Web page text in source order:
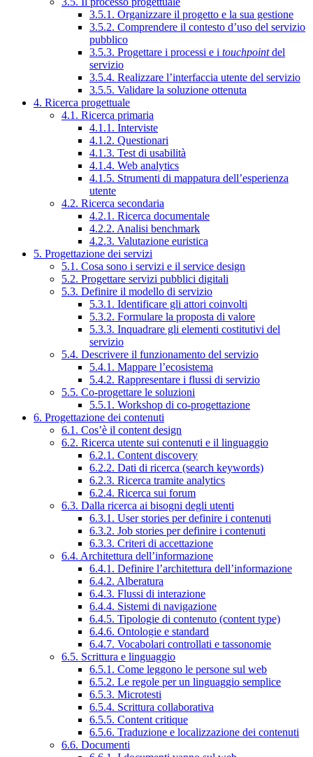
3.5.1. Organizzare il progetto e la sua gestione
3.5.2. Comprendere il contesto d’uso del servizio
pubblico
3.5.3. Progettare i processi e i touchpointdel
servizio
3.5.4. Realizzare l’interfaccia utente del servizio
3.5.5. Validare la soluzione ottenuta
4. Ricerca progettuale
4.1. Ricerca primaria
4.1.1. Interviste
4.1.2. Questionari
4.1.3. Test di usabilità
4.1.4. Web analytics
4.1.5. Strumenti di mappatura dell’esperienza
utente
4.2. Ricerca secondaria
4.2.1. Ricerca documentale
4.2.2. Analisi benchmark
4.2.3. Valutazione euristica
5. Progettazione dei servizi
5.1. Cosa sono i servizi e il service design
5.2. Progettare servizi pubblici digitali
5.3. Definire il modello di servizio
5.3.1. Identificare gli attori coinvolti
5.3.2. Formulare la proposta di valore
5.3.3. Inquadrare gli elementi costitutivi del
servizio
5.4. Descrivere il funzionamento del servizio
5.4.1. Mappare l’ecosistema
5.4.2. Rappresentare i flussi di servizio
5.5. Co-progettare le soluzioni
5.5.1. Workshop di co-progettazione
6. Progettazione dei contenuti
6.1. Cos’è il content design
6.2. Ricerca utente sui contenuti e il linguaggio
6.2.1. Content discovery
6.2.2. Dati di ricerca (search keywords)
6.2.3. Ricerca tramite analytics
6.2.4. Ricerca sui forum
6.3. Dalla ricerca ai bisogni degli utenti
6.3.1. User stories per definire i contenuti
6.3.2. Job stories per definire i contenuti
6.3.3. Criteri di accettazione
6.4. Architettura dell’informazione
6.4.1. Definire l’architettura dell’informazione
6.4.2. Alberatura
6.4.3. Flussi di interazione
6.4.4. Sistemi di navigazione
6.4.5. Tipologie di contenuto (content type)
6.4.6. Ontologie e standard
6.4.7. Vocabolari controllati e tassonomie
6.5. Scrittura e linguaggio
6.5.1. Come leggono le persone sul web
6.5.2. Le regole per un linguaggio semplice
6.5.3. Microtesti
6.5.4. Scrittura collaborativa
6.5.5. Content critique
6.5.6. Traduzione e localizzazione dei contenuti
6.6. Documenti